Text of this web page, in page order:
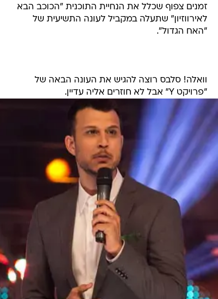
זמנים צפוף שכלל את הנחיית התוכנית "הכוכב הבא
לאירווזיון" שתעלה במקביל לעונה התשיעית של
"האח הגדול".
וואלה! סלבס רוצה להגיש את העונה הבאה של
"פרויקט Y" אבל לא חוזרים אליה עדיין.